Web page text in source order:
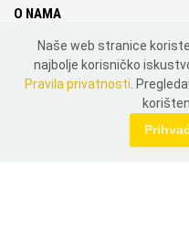
O NAMA
Cjenik
Uvjeti i pravila korištenja
Pravila privatnosti
Naše web stranice
najbolje korisničko
Pravila privatnosti .